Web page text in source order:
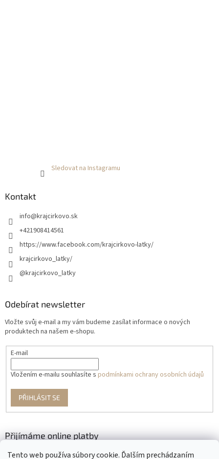
Tento web používa súbory cookie. Ďalším prechádzaním
Sledovat na Instagramu
Kontakt
info@krajcirkovo.sk
+421908414561
https://www.facebook.com/krajcirkovo-latky/
krajcirkovo_latky/
@krajcirkovo_latky
Odebírat newsletter
Vložte svůj e-mail a my vám budeme zasílat informace o nových
produktech na našem e-shopu.
E-mail
Vložením e-mailu souhlasíte s podmínkami ochrany osobních údajů
PŘIHLÁSIT SE
Přijímáme online platby